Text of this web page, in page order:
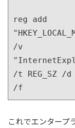
reg add
/v
/t REG_SZ
/f
これでエンタープ